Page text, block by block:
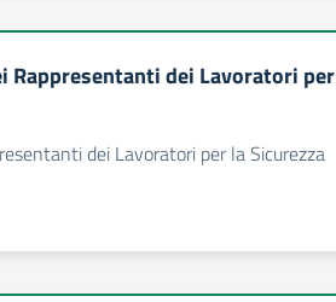
Rappresentanti dei Lavoratori per
dei Lavoratori per la Sicurezza